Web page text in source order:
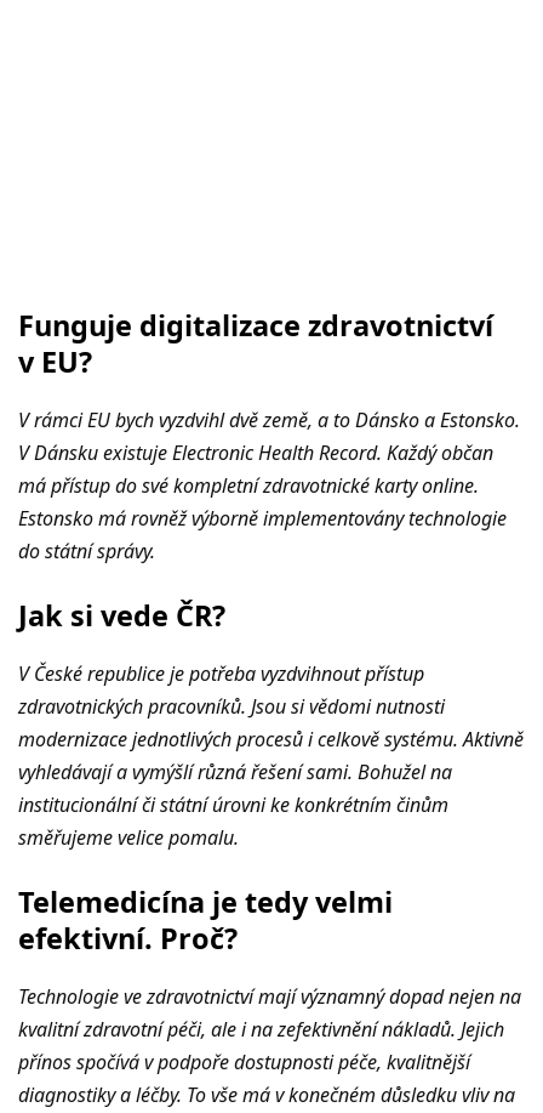
Funguje digitalizace zdravotnictví
v EU?
V rámci EU bych vyzdvihl dvě země, a to Dánsko a Estonsko.
V Dánsku existuje Electronic Health Record. Každý občan
má přístup do své kompletní zdravotnické karty online.
Estonsko má rovněž výborně implementovány technologie
do státní správy.
Jak si vede ČR?
V České republice je potřeba vyzdvihnout přístup
zdravotnických pracovníků. Jsou si vědomi nutnosti
modernizace jednotlivých procesů i celkově systému. Aktivně
vyhledávají a vymýšlí různá řešení sami. Bohužel na
institucionální či státní úrovni ke konkrétním činům
směřujeme velice pomalu.
Telemedicína je tedy velmi
efektivní. Proč?
Technologie ve zdravotnictví mají významný dopad nejen na
kvalitní zdravotní péči, ale i na zefektivnění nákladů. Jejich
přínos spočívá v podpoře dostupnosti péče, kvalitnější
diagnostiky a léčby. To vše má v konečném důsledku vliv na